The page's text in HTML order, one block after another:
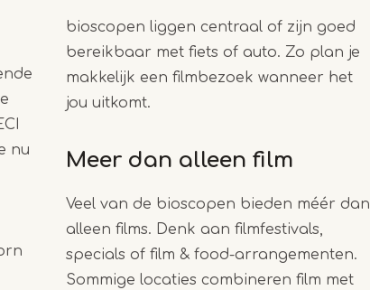
nu
bioscopen liggen centraal of zijn goed
bereikbaar met fiets of auto. Zo plan je
makkelijk een filmbezoek wanneer het
jou uitkomt.
Meer dan alleen film
Veel van de bioscopen bieden méér dan
alleen films. Denk aan filmfestivals,
specials of film & food-arrangementen.
Sommige locaties combineren film met